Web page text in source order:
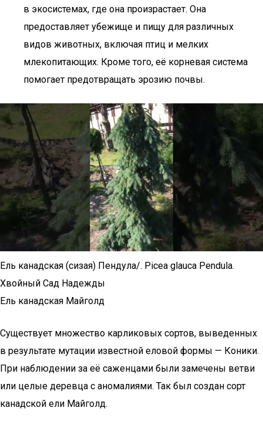
в экосистемах, где она произрастает. Она
предоставляет убежище и пищу для различных
видов животных, включая птиц и мелких
млекопитающих. Кроме того, её корневая система
помогает предотвращать эрозию почвы.
Ель канадская (сизая) Пендула/. Picea glauca Pendula.
Хвойный Сад Надежды
Ель канадская Майголд
Существует множество карликовых сортов, выведенных
в результате мутации известной еловой формы — Коники.
При наблюдении за её саженцами были замечены ветви
или целые деревца с аномалиями. Так был создан сорт
канадской ели Майголд.